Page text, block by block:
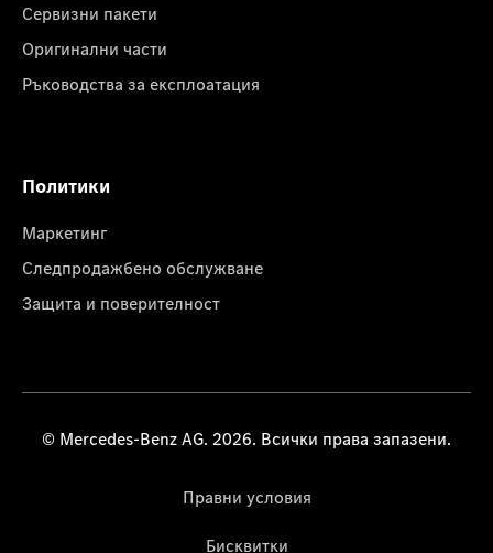
Сервизни пакети
Оригинални части
Ръководства за експлоатация
Политики
Маркетинг
Следпродажбено обслужване
Защита и поверителност
© Mercedes-Benz AG. 2026. Всички права запазени.
Правни условия
Бисквитки